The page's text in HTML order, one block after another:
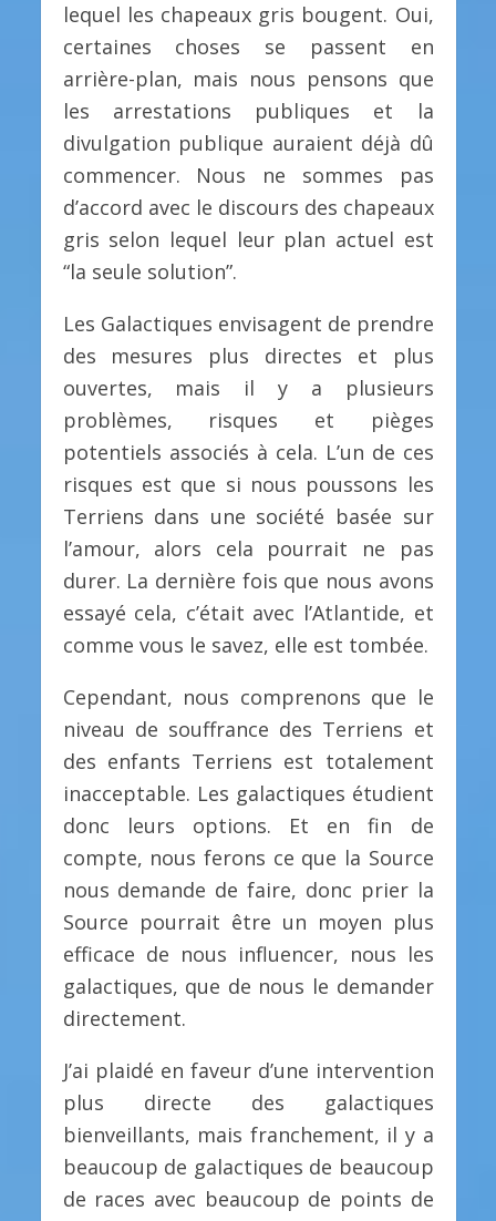
lequel les chapeaux gris bougent. Oui,
certaines choses se passent en
arrière-plan, mais nous pensons que
les arrestations publiques et la
divulgation publique auraient déjà dû
commencer. Nous ne sommes pas
d’accord avec le discours des chapeaux
gris selon lequel leur plan actuel est
“la seule solution”.
Les Galactiques envisagent de prendre
des mesures plus directes et plus
ouvertes, mais il y a plusieurs
problèmes, risques et pièges
potentiels associés à cela. L’un de ces
risques est que si nous poussons les
Terriens dans une société basée sur
l’amour, alors cela pourrait ne pas
durer. La dernière fois que nous avons
essayé cela, c’était avec l’Atlantide, et
comme vous le savez, elle est tombée.
Cependant, nous comprenons que le
niveau de souffrance des Terriens et
des enfants Terriens est totalement
inacceptable. Les galactiques étudient
donc leurs options. Et en fin de
compte, nous ferons ce que la Source
nous demande de faire, donc prier la
Source pourrait être un moyen plus
efficace de nous influencer, nous les
galactiques, que de nous le demander
directement.
J’ai plaidé en faveur d’une intervention
plus directe des galactiques
bienveillants, mais franchement, il y a
beaucoup de galactiques de beaucoup
de races avec beaucoup de points de